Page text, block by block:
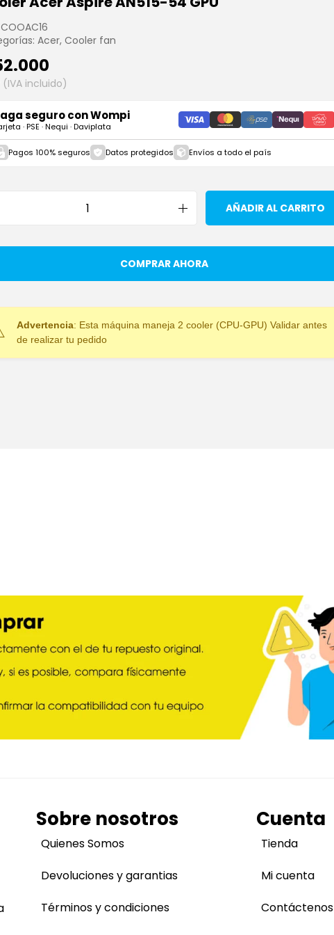
COOAC16
Acer, Cooler fan
(IVA incluido)
seguro conWompi
· PSE · Nequi · Daviplata
Pagos 100% seguros Datos protegidos Envíos a todo el país
AÑADIR AL CARRITO
COMPRAR AHORA
Advertencia: Esta máquina maneja 2 cooler (CPU-GPU) Validar antes
de realizar tu pedido
Sobre nosotros
Quienes Somos
Devoluciones y garantias
Términos y condiciones
Cuenta
Tienda
Mi cuenta
Contáctenos